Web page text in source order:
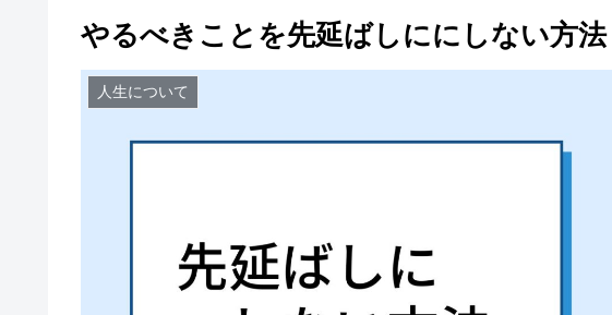
やるべきことを先延ばしににしない方法
人生について